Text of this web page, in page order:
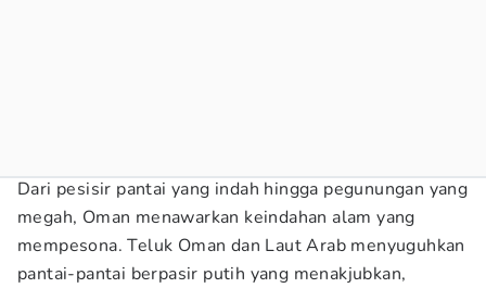
Dari pesisir pantai yang indah hingga pegunungan yang
megah, Oman menawarkan keindahan alam yang
mempesona. Teluk Oman dan Laut Arab menyuguhkan
pantai-pantai berpasir putih yang menakjubkan,